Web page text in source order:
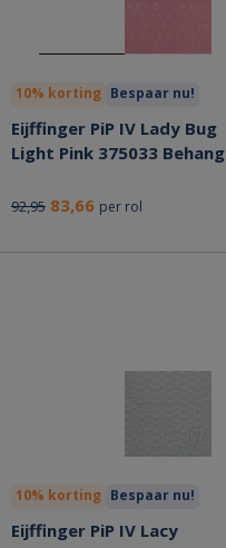
10% korting Bespaar nu!
Eijffinger PiP IV Lady Bug
Light Pink 375033 Behang
92,95 83,66 per rol
10% korting Bespaar nu!
Eijffinger PiP IV Lacy